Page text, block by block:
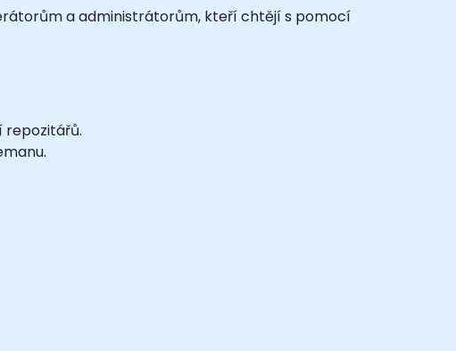
a administrátorům, kteří chtějí s pomocí
repozitářů.